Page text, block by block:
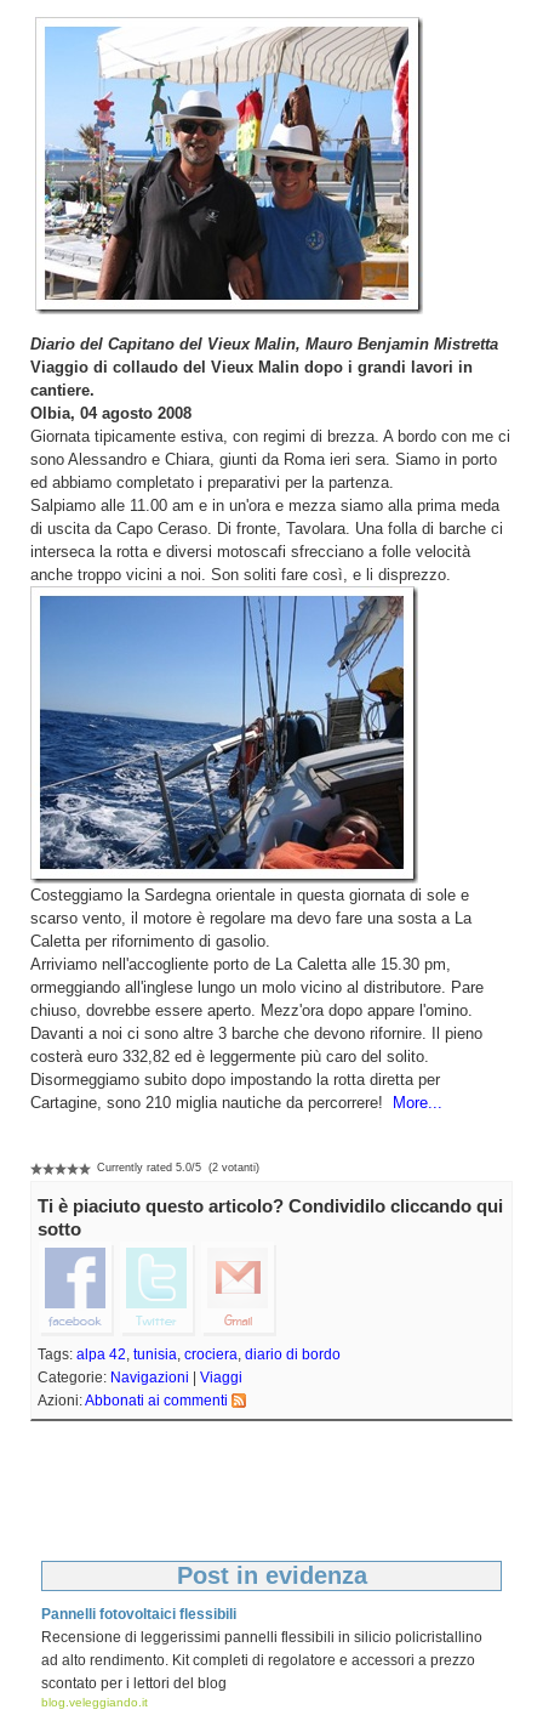
Diario del Capitano del Vieux Malin, Mauro Benjamin Mistretta
Viaggio di collaudo del Vieux Malin dopo i grandi lavori in
cantiere.
Olbia, 04 agosto 2008
Giornata tipicamente estiva, con regimi di brezza. A bordo con me ci
sono Alessandro e Chiara, giunti da Roma ieri sera. Siamo in porto
ed abbiamo completato i preparativi per la partenza.
Salpiamo alle 11.00 am e in un'ora e mezza siamo alla prima meda
di uscita da Capo Ceraso. Di fronte, Tavolara. Una folla di barche ci
interseca la rotta e diversi motoscafi sfrecciano a folle velocità
anche troppo vicini a noi. Son soliti fare così, e li disprezzo.
Costeggiamo la Sardegna orientale in questa giornata di sole e
scarso vento, il motore è regolare ma devo fare una sosta a La
Caletta per rifornimento di gasolio.
Arriviamo nell'accogliente porto de La Caletta alle 15.30 pm,
ormeggiando all'inglese lungo un molo vicino al distributore. Pare
chiuso, dovrebbe essere aperto. Mezz'ora dopo appare l'omino.
Davanti a noi ci sono altre 3 barche che devono rifornire. Il pieno
costerà euro 332,82 ed è leggermente più caro del solito.
Disormeggiamo subito dopo impostando la rotta diretta per
Cartagine, sono 210 miglia nautiche da percorrere! More...
Currently rated 5.0/5 (2 votanti)
Ti è piaciuto questo articolo? Condividilo cliccando qui
sotto
Tags: alpa 42 tunisia crociera diario di bordo
Categorie: Navigazioni | Viaggi
Azioni:Abbonati ai commenti
Post in evidenza
Pannelli fotovoltaici flessibili
Recensione di leggerissimi pannelli flessibili in silicio policristallino
ad alto rendimento. Kit completi di regolatore e accessori a prezzo
scontato per i lettori del blog
blog.veleggiando.it